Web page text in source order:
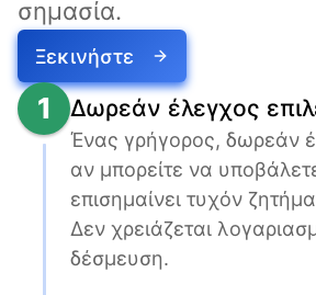
σημασία.
Ξεκινήστε
1 Δωρεάν έλεγχος
Ένας γρήγορος, δωρεάν
αν μπορείτε να
επισημαίνει τυχόν
Δεν χρειάζεται
δέσμευση.